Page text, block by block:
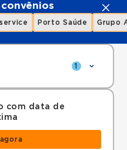
Porto Saúde Grupo
1
com data de